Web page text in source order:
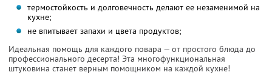
термостойкость и долговечность делают ее незаменимой на
кухне;
не впитывает запахи и цвета продуктов;
Идеальная помощь для каждого повара — от простого блюда до
профессионального десерта! Эта многофункциональная
штуковина станет верным помощником на каждой кухне!